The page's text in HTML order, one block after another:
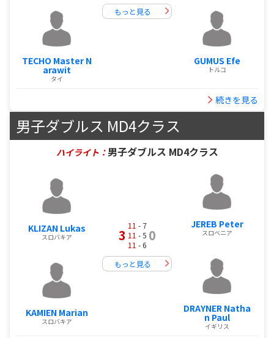
TECHO Master N
arawit
タイ
もっと見る
GUMUS Efe
トルコ
続きを見る
男子ダブルス MD4クラス
ハイライト： 男子ダブルス MD4クラス
KLIZAN Lukas
スロバキア
KAMIEN Marian
スロバキア
3
11 - 7
11 - 5
11 - 6
0
もっと見る
JEREB Peter
スロベニア
DRAYNER Natha
n Paul
イギリス